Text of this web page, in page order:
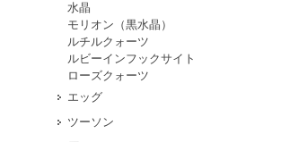
水晶
モリオン（黒水晶）
ルチルクォーツ
ルビーインフックサイト
ローズクォーツ
エッグ
ツーソン